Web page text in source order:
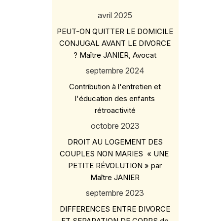
avril 2025
PEUT-ON QUITTER LE DOMICILE
CONJUGAL AVANT LE DIVORCE
? Maître JANIER, Avocat
septembre 2024
Contribution à l'entretien et
l'éducation des enfants
rétroactivité
octobre 2023
DROIT AU LOGEMENT DES
COUPLES NON MARIES « UNE
PETITE RÉVOLUTION » par
Maître JANIER
septembre 2023
DIFFERENCES ENTRE DIVORCE